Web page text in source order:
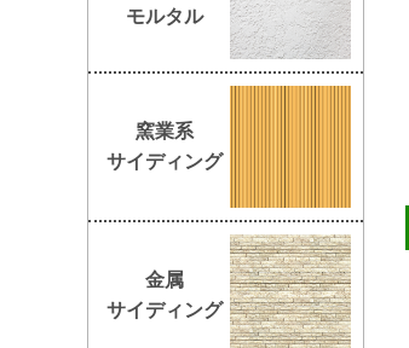
モルタル
窯業系
サイディング
金属
サイディング